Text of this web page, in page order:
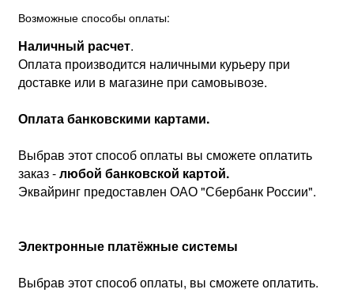
Возможные способы оплаты:
Наличный расчет.
Оплата производится наличными курьеру при
доставке или в магазине при самовывозе.
Оплата банковскими картами.
Выбрав этот способ оплаты вы сможете оплатить
заказ -любой банковской картой.
Эквайринг предоставлен ОАО "Сбербанк России".
Электронные платёжные системы
Выбрав этот способ оплаты, вы сможете оплатить.